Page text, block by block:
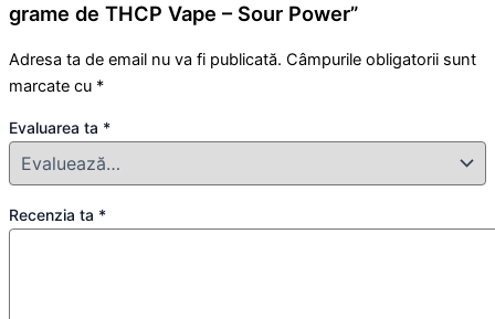
grame de THCP Vape – Sour Power”
Adresa ta de email nu va fi publicată. Câmpurile obligatorii sunt
marcate cu *
Evaluarea ta *
Recenzia ta *